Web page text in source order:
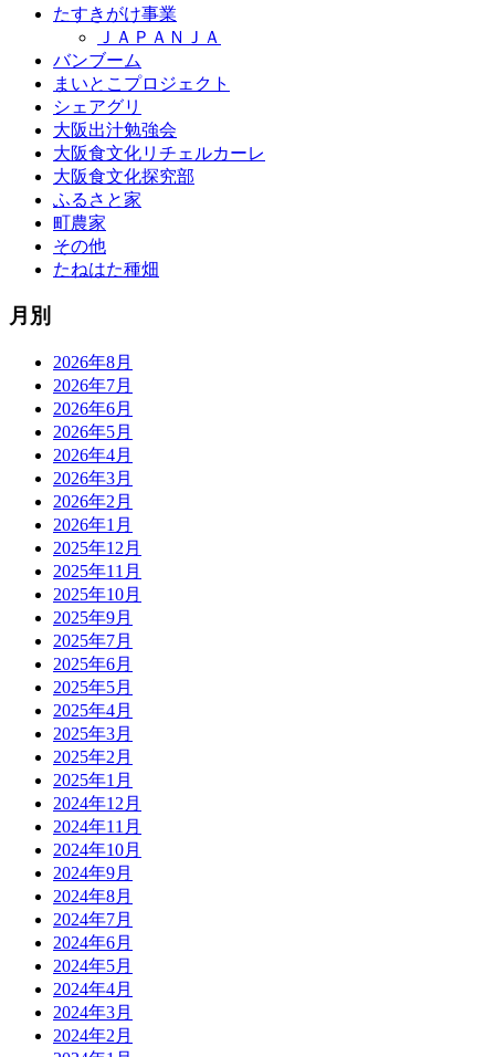
たすきがけ事業
ＪＡＰＡＮＪＡ
バンブーム
まいとこプロジェクト
シェアグリ
大阪出汁勉強会
大阪食文化リチェルカーレ
大阪食文化探究部
ふるさと家
町農家
その他
たねはた種畑
月別
2026年8月
2026年7月
2026年6月
2026年5月
2026年4月
2026年3月
2026年2月
2026年1月
2025年12月
2025年11月
2025年10月
2025年9月
2025年7月
2025年6月
2025年5月
2025年4月
2025年3月
2025年2月
2025年1月
2024年12月
2024年11月
2024年10月
2024年9月
2024年8月
2024年7月
2024年6月
2024年5月
2024年4月
2024年3月
2024年2月